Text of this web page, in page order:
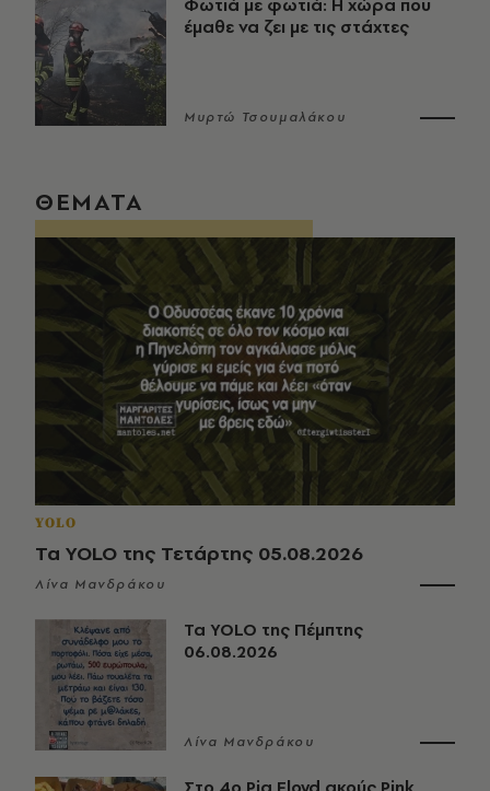
Φωτιά με φωτιά: Η χώρα που
έμαθε να ζει με τις στάχτες
Μυρτώ Τσουμαλάκου
ΘΕΜΑΤΑ
YOLO
Τα YOLO της Τετάρτης 05.08.2026
Λίνα Μανδράκου
Τα YOLO της Πέμπτης
06.08.2026
Λίνα Μανδράκου